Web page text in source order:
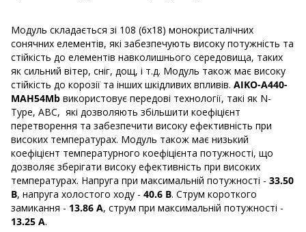
Модуль складається зі 108 (6х18) монокристалічних
сонячних елементів, які забезпечують високу потужність та
стійкість до елементів навколишнього середовища, таких
як сильний вітер, сніг, дощ, і т.д. Модуль також має високу
стійкість до корозії та інших шкідливих впливів. AIKO-A440-
MAH54Mb використовує передові технології, такі як N-
Type, ABC, які дозволяють збільшити коефіцієнт
перетворення та забезпечити високу ефективність при
високих температурах. Модуль також має низький
коефіцієнт температурного коефіцієнта потужності, що
дозволяє зберігати високу ефективність при високих
температурах. Напруга при максимальній потужності - 33.50
В, напруга холостого ходу - 40.6 В. Струм короткого
замикання - 13.86 А, струм при максимальній потужності -
13.25 А.